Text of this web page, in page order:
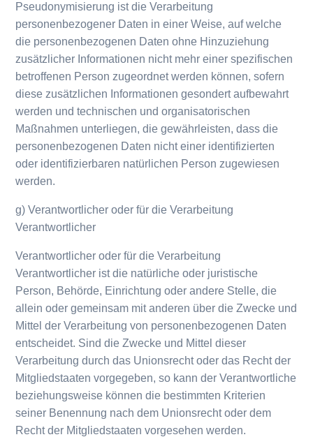
Pseudonymisierung ist die Verarbeitung
personenbezogener Daten in einer Weise, auf welche
die personenbezogenen Daten ohne Hinzuziehung
zusätzlicher Informationen nicht mehr einer spezifischen
betroffenen Person zugeordnet werden können, sofern
diese zusätzlichen Informationen gesondert aufbewahrt
werden und technischen und organisatorischen
Maßnahmen unterliegen, die gewährleisten, dass die
personenbezogenen Daten nicht einer identifizierten
oder identifizierbaren natürlichen Person zugewiesen
werden.
g) Verantwortlicher oder für die Verarbeitung
Verantwortlicher
Verantwortlicher oder für die Verarbeitung
Verantwortlicher ist die natürliche oder juristische
Person, Behörde, Einrichtung oder andere Stelle, die
allein oder gemeinsam mit anderen über die Zwecke und
Mittel der Verarbeitung von personenbezogenen Daten
entscheidet. Sind die Zwecke und Mittel dieser
Verarbeitung durch das Unionsrecht oder das Recht der
Mitgliedstaaten vorgegeben, so kann der Verantwortliche
beziehungsweise können die bestimmten Kriterien
seiner Benennung nach dem Unionsrecht oder dem
Recht der Mitgliedstaaten vorgesehen werden.